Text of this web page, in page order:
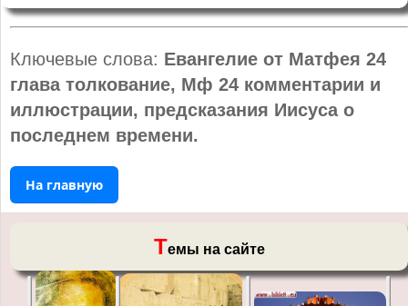
Ключевые слова: Евангелие от Матфея 24
глава толкование, Мф 24 комментарии и
иллюстрации, предсказания Иисуса о
последнем времени.
На главную
Темы на сайте